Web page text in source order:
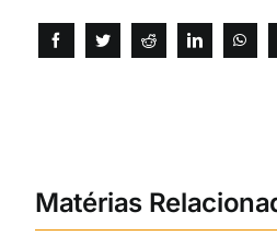
Matérias